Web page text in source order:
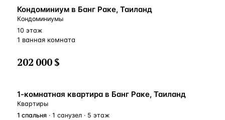
Кондоминиум в Банг Раке, Таиланд
Кондоминиумы
10 этаж
1 ванная комната
202 000 $
1-комнатная квартира в Банг Раке, Таиланд
Квартиры
1 спальня · 1 санузел · 5 этаж